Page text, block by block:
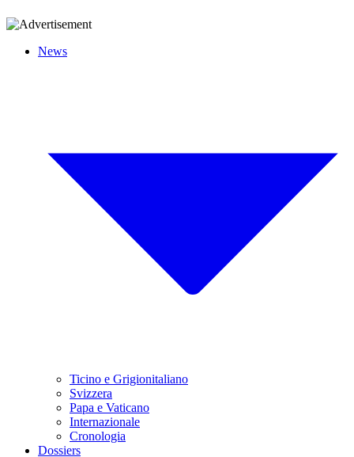
News
Ticino e Grigionitaliano
Svizzera
Papa e Vaticano
Internazionale
Cronologia
Dossiers